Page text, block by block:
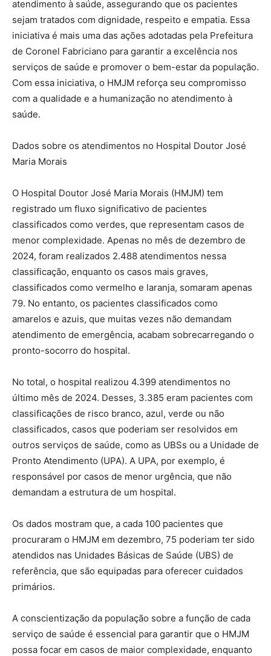
atendimento à saúde, assegurando que os pacientes
sejam tratados com dignidade, respeito e empatia. Essa
iniciativa é mais uma das ações adotadas pela Prefeitura
de Coronel Fabriciano para garantir a excelência nos
serviços de saúde e promover o bem-estar da população.
Com essa iniciativa, o HMJM reforça seu compromisso
com a qualidade e a humanização no atendimento à
saúde.
Dados sobre os atendimentos no Hospital Doutor José
Maria Morais
O Hospital Doutor José Maria Morais (HMJM) tem
registrado um fluxo significativo de pacientes
classificados como verdes, que representam casos de
menor complexidade. Apenas no mês de dezembro de
2024, foram realizados 2.488 atendimentos nessa
classificação, enquanto os casos mais graves,
classificados como vermelho e laranja, somaram apenas
79. No entanto, os pacientes classificados como
amarelos e azuis, que muitas vezes não demandam
atendimento de emergência, acabam sobrecarregando o
pronto-socorro do hospital.
No total, o hospital realizou 4.399 atendimentos no
último mês de 2024. Desses, 3.385 eram pacientes com
classificações de risco branco, azul, verde ou não
classificados, casos que poderiam ser resolvidos em
outros serviços de saúde, como as UBSs ou a Unidade de
Pronto Atendimento (UPA). A UPA, por exemplo, é
responsável por casos de menor urgência, que não
demandam a estrutura de um hospital.
Os dados mostram que, a cada 100 pacientes que
procuraram o HMJM em dezembro, 75 poderiam ter sido
atendidos nas Unidades Básicas de Saúde (UBS) de
referência, que são equipadas para oferecer cuidados
primários.
A conscientização da população sobre a função de cada
serviço de saúde é essencial para garantir que o HMJM
possa focar em casos de maior complexidade, enquanto